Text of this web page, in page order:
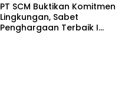
PT SCM Buktikan Komitmen
Lingkungan, Sabet
Penghargaan Terbaik I